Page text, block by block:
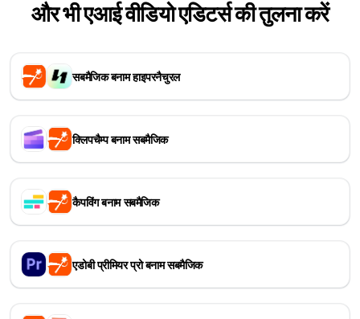
और भी एआई वीडियो एडिटर्स की तुलना करें
सबमैजिक बनाम हाइपरनैचुरल
क्लिपचैम्प बनाम सबमैजिक
कैपविंग बनाम सबमैजिक
एडोबी प्रीमियर प्रो बनाम सबमैजिक